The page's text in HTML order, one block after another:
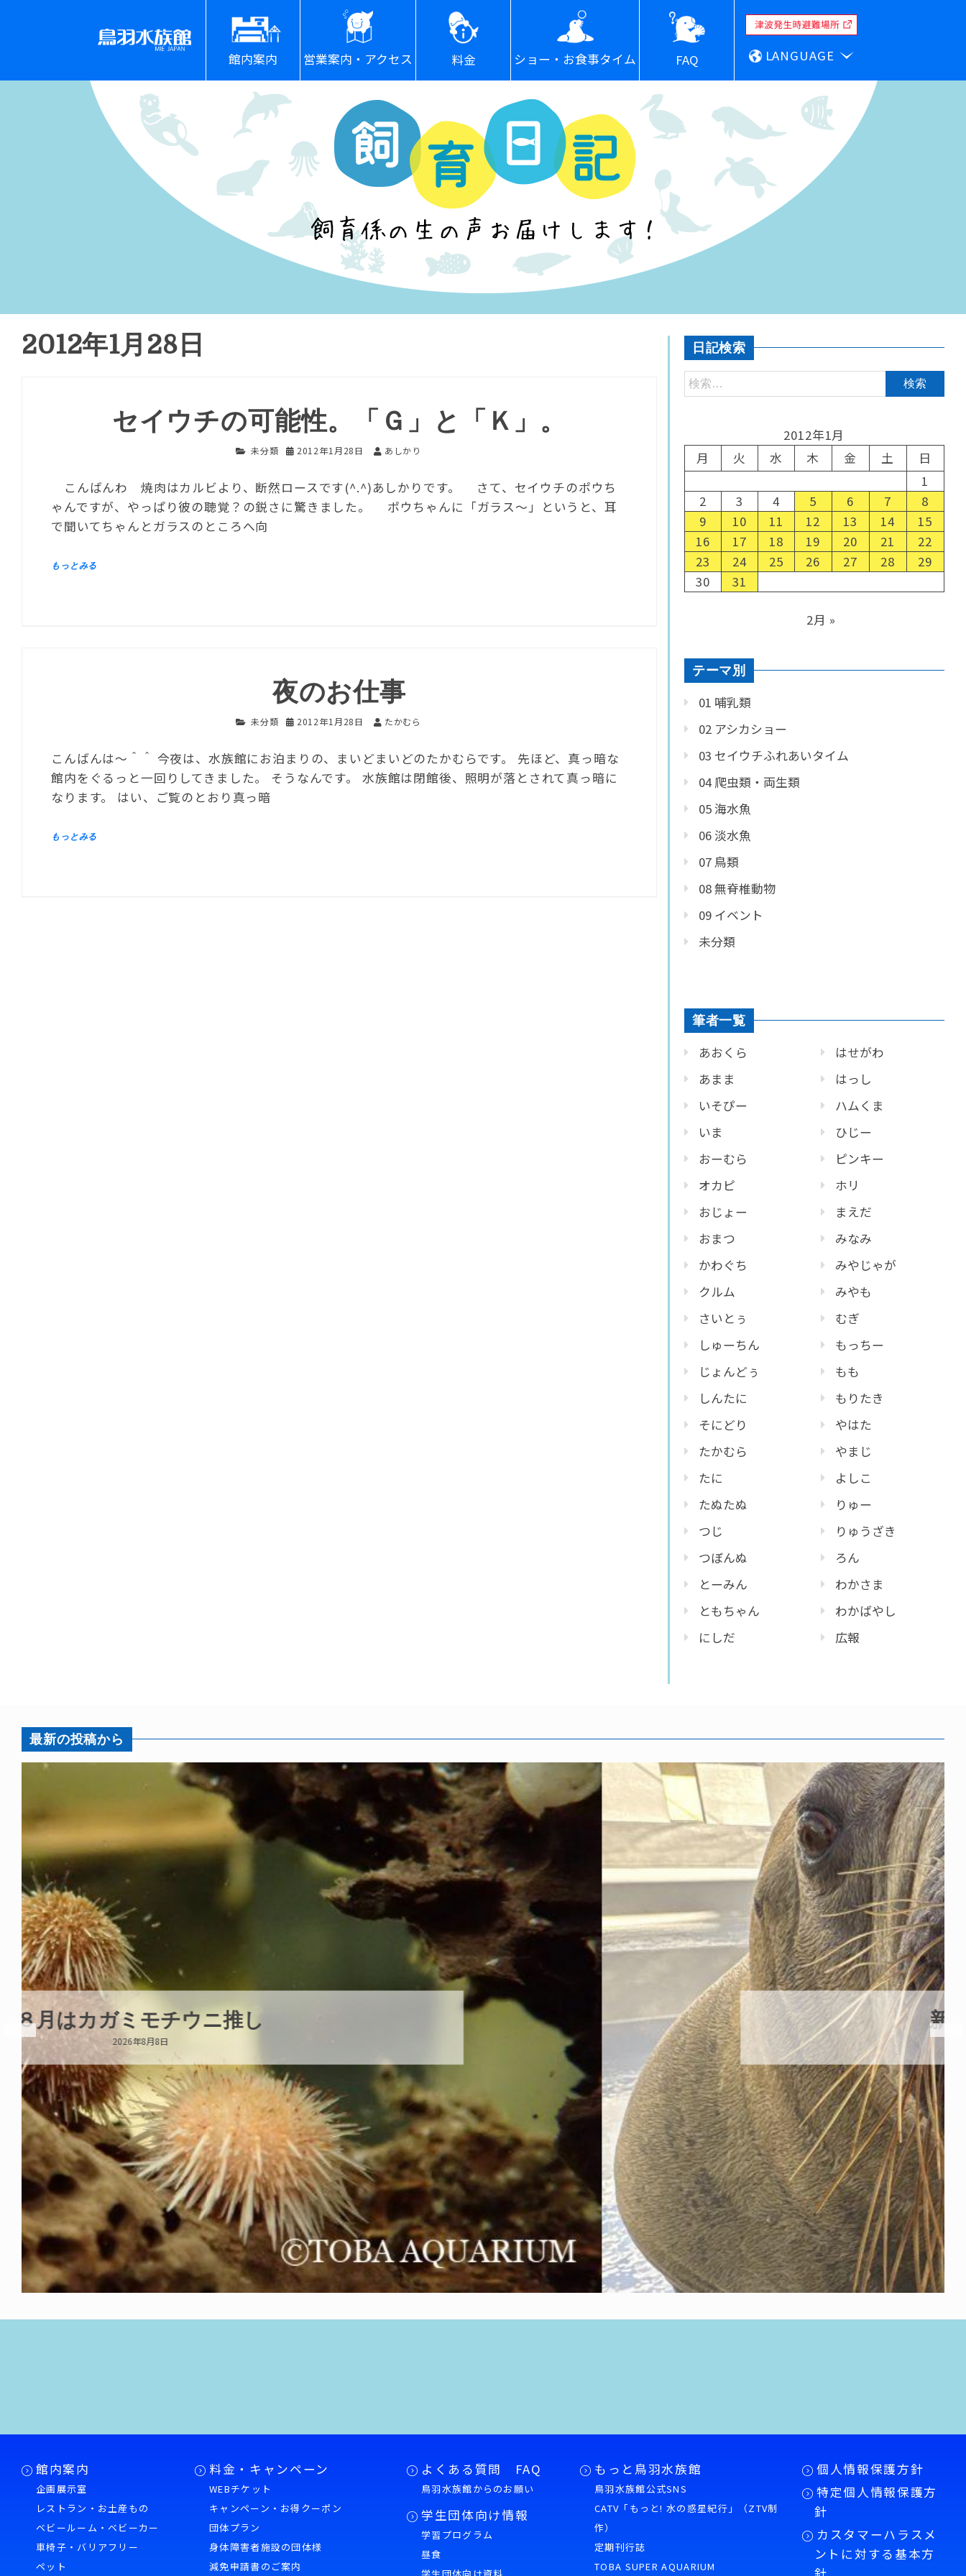
館内案内 営業案内・アクセス 料金 ショー・お食事タイム FAQ LANGUAGE
2012年1月28日
セイウチの可能性。「Ｇ」と「Ｋ」。
未分類 2012年1月28日 あしかり
こんばんわ 焼肉はカルビより、断然ロースです(^.^)あしかりです。 さて、セイウチのポウち
ゃんですが、やっぱり彼の聴覚？の鋭さに驚きました。 ポウちゃんに「ガラス～」というと、耳
で聞いてちゃんとガラスのところへ向
夜のお仕事
未分類 2012年1月28日 たかむら
こんばんは～＾＾ 今夜は、水族館にお泊まりの、まいどまいどのたかむらです。 先ほど、真っ暗な
館内をぐるっと一回りしてきました。 そうなんです。 水族館は閉館後、照明が落とされて真っ暗に
なります。 はい、ご覧のとおり真っ暗
日記検索
2012年1月
月
火 水 木 金 土
日
1
2
3 4 5 6 7
8
9
10 11 12 13 14
15
16
17 18 19 20 21
22
23
24 25 26 27 28
29
30
31
2月 »
テーマ別
01 哺乳類
02 アシカショー
03 セイウチふれあいタイム
04 爬虫類・両生類
05 海水魚
06 淡水魚
07 鳥類
08 無脊椎動物
09 イベント
未分類
筆者一覧
あおくら
あまま
いそぴー
いま
おーむら
オカピ
おじょー
おまつ
かわぐち
クルム
さいとぅ
しゅーちん
じょんどぅ
しんたに
そにどり
たかむら
たに
たぬたぬ
つじ
つぼんぬ
とーみん
ともちゃん
にしだ
はせがわ
はっし
ハムくま
ひじー
ピンキー
ホリ
まえだ
みなみ
みやじゃが
みやも
むぎ
もっちー
もも
もりたき
やはた
やまじ
よしこ
りゅー
りゅうざき
ろん
わかさま
わかばやし
広報
最新の投稿から
新発売！いちこキーホルダー
館内案内
企画展示室
レストラン・お土産もの
ベビールーム・ベビーカー
車椅子・バリアフリー
ペット
料金・キャンペーン
WEBチケット
キャンペーン・お得クーポン
団体プラン
身体障害者施設の団体様
減免申請書のご案内
よくある質問 FAQ
鳥羽水族館からのお願い
学生団体向け情報
学習プログラム
昼食
もっと鳥羽水族館
鳥羽水族館公式SNS
CATV「もっと! 水の惑星紀行」（ZTV制
作）
定期刊行誌
TOBA SUPER AQUARIUM
個人情報保護方針
特定個人情報保護方
針
カスタマーハラスメ
ントに対する基本方